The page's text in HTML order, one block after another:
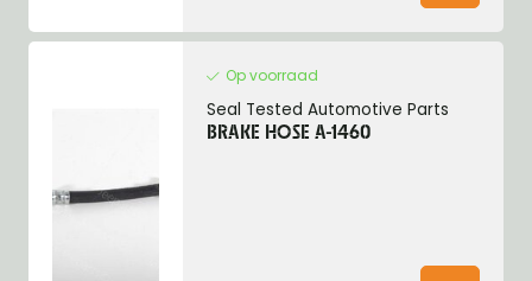
Op voorraad
Seal Tested Automotive Parts
BRAKE HOSE A-1460